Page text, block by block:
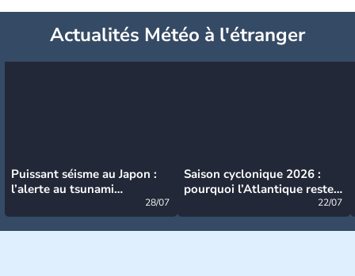
Actualités Météo à l'étranger
Puissant séisme au Japon :
l’alerte au tsunami
28/07
Saison cyclonique 2026 :
pourquoi l’Atlantique reste
22/07